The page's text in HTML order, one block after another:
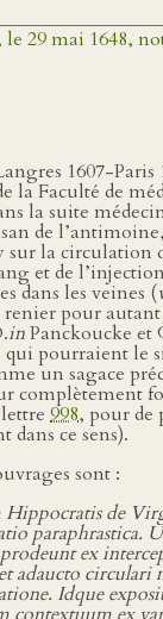
29 mai 1648,
1607-Paris
la Faculté de
la suite
de
la circulation
et de
dans les veines (
renier pour autant
inPanckoucke et
qui pourraient le
un sagace
complètement
998, pour de
dans ce sens).
sont :
de
paraphrastica.
ex
adaucto circulari
Idque